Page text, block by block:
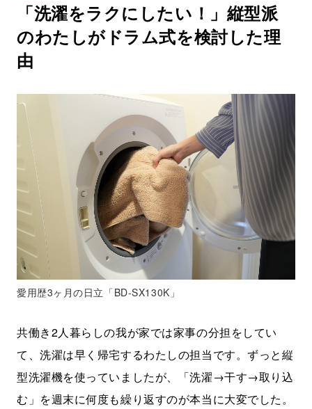
「洗濯をラクにしたい！」縦型派
のわたしがドラム式を検討した理
由
愛用歴3ヶ月の日立「BD-SX130K」
共働き2人暮らしの我が家では家事の分担をしてい
て、洗濯は早く帰宅するわたしの担当です。ずっと縦
型洗濯機を使っていましたが、「洗濯→干す→取り込
む」を週末に何度も繰り返すのが本当に大変でした。